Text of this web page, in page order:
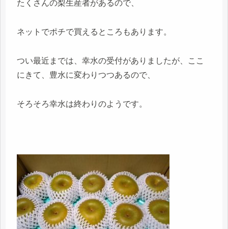
たくさんの梨生産者があるので、
ネットでポチで買えるところもあります。
つい最近までは、幸水の受付がありましたが、ここ
にきて、豊水に変わりつつあるので、
そろそろ幸水は終わりのようです。